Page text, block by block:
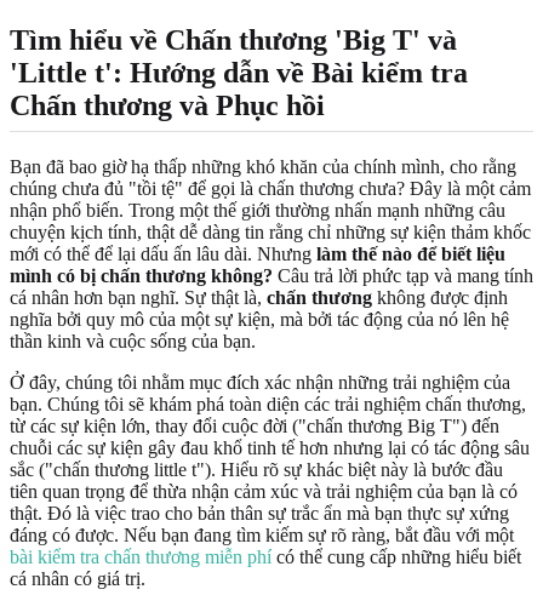
Tìm hiểu về Chấn thương 'Big T' và
'Little t': Hướng dẫn về Bài kiểm tra
Chấn thương và Phục hồi
Bạn đã bao giờ hạ thấp những khó khăn của chính mình, cho rằng
chúng chưa đủ "tồi tệ" để gọi là chấn thương chưa? Đây là một cảm
nhận phổ biến. Trong một thế giới thường nhấn mạnh những câu
chuyện kịch tính, thật dễ dàng tin rằng chỉ những sự kiện thảm khốc
mới có thể để lại dấu ấn lâu dài. Nhưng làm thế nào để biết liệu
mình có bị chấn thương không? Câu trả lời phức tạp và mang tính
cá nhân hơn bạn nghĩ. Sự thật là, chấn thương không được định
nghĩa bởi quy mô của một sự kiện, mà bởi tác động của nó lên hệ
thần kinh và cuộc sống của bạn.
Ở đây, chúng tôi nhằm mục đích xác nhận những trải nghiệm của
bạn. Chúng tôi sẽ khám phá toàn diện các trải nghiệm chấn thương,
từ các sự kiện lớn, thay đổi cuộc đời ("chấn thương Big T") đến
chuỗi các sự kiện gây đau khổ tinh tế hơn nhưng lại có tác động sâu
sắc ("chấn thương little t"). Hiểu rõ sự khác biệt này là bước đầu
tiên quan trọng để thừa nhận cảm xúc và trải nghiệm của bạn là có
thật. Đó là việc trao cho bản thân sự trắc ẩn mà bạn thực sự xứng
đáng có được. Nếu bạn đang tìm kiếm sự rõ ràng, bắt đầu với một
bài kiểm tra chấn thương miễn phícó thể cung cấp những hiểu biết
cá nhân có giá trị.